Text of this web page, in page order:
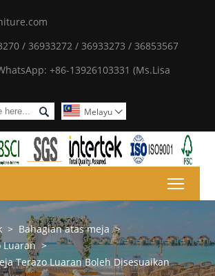
/ 36933272 / 36933273 / 36853567
+86-13926103331 (Ms.Lisa
 Melayu 
> Bahagian atas meja >
Luaran >
Terazo Luaran Boleh Disesuaikan